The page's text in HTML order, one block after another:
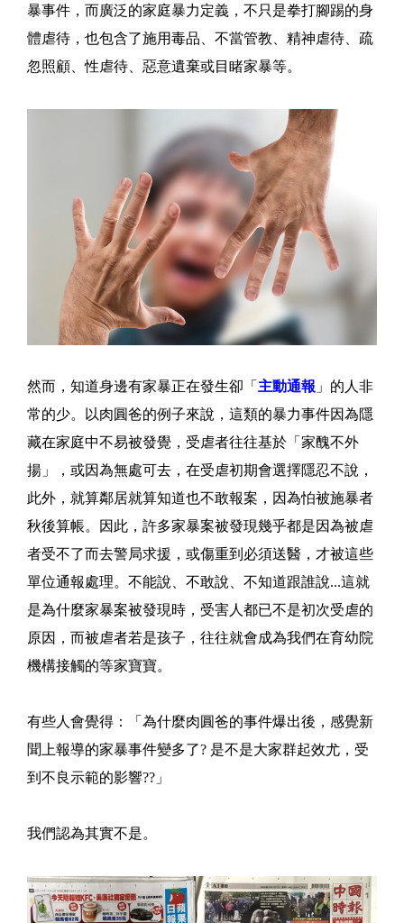
暴事件，而廣泛的家庭暴力定義，不只是拳打腳踢的身
體虐待，也包含了施用毒品、不當管教、精神虐待、疏
忽照顧、性虐待、惡意遺棄或目睹家暴等。
然而，知道身邊有家暴正在發生卻「 主動通報 」的人非
常的少。以肉圓爸的例子來說，這類的暴力事件因為隱
藏在家庭中不易被發覺，受虐者往往基於「家醜不外
揚」，或因為無處可去，在受虐初期會選擇隱忍不說，
此外，就算鄰居就算知道也不敢報案，因為怕被施暴者
秋後算帳。因此，許多家暴案被發現幾乎都是因為被虐
者受不了而去警局求援，或傷重到必須送醫，才被這些
單位通報處理。不能說、不敢說、不知道跟誰說...這就
是為什麼家暴案被發現時，受害人都已不是初次受虐的
原因，而被虐者若是孩子，往往就會成為我們在育幼院
機構接觸的等家寶寶。
有些人會覺得：「為什麼肉圓爸的事件爆出後，感覺新
聞上報導的家暴事件變多了? 是不是大家群起效尤，受
到不良示範的影響??」
我們認為其實不是。